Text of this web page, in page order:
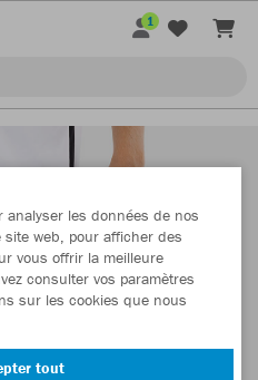
1
les données de nos
web, pour afficher des
vous offrir la meilleure
consulter vos paramètres
sur les cookies que nous
tout